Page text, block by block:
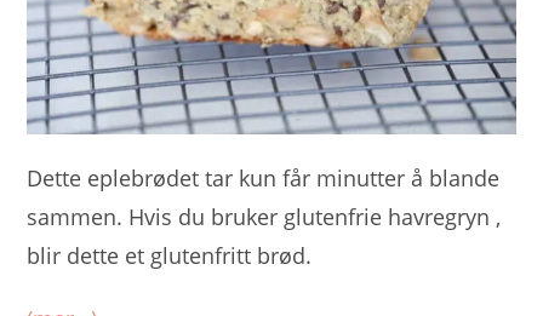
Dette eplebrødet tar kun får minutter å blande
sammen. Hvis du bruker glutenfrie havregryn ,
blir dette et glutenfritt brød.